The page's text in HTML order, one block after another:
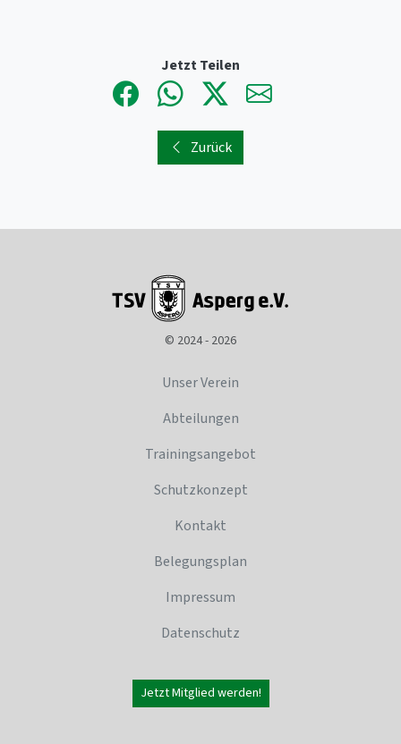
Jetzt Teilen
Zurück
© 2024 - 2026
Unser Verein
Abteilungen
Trainingsangebot
Schutzkonzept
Kontakt
Belegungsplan
Impressum
Datenschutz
Jetzt Mitglied werden!